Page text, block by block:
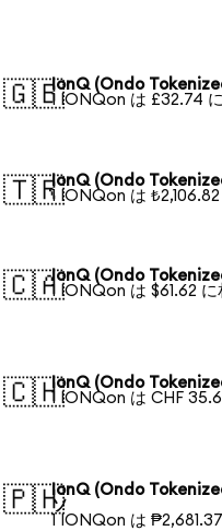
🇬🇧IonQ (Ondo
1 IONQon は £32.74
🇹🇷IonQ (Ondo
1 IONQon は
🇨🇦IonQ (Ondo
1 IONQon は $61.62 に
🇨🇭IonQ (Ondo
1 IONQon は CHF
🇵🇭IonQ (Ondo
ソ
1 IONQon は